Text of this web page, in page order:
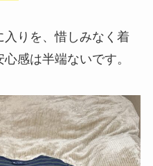
りを、惜しみなく着
感は半端ないです。